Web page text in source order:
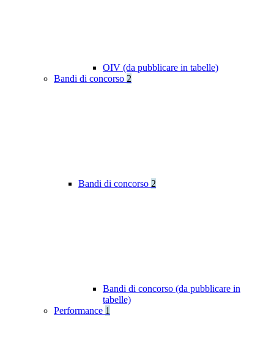
OIV (da pubblicare in tabelle)
Bandi di concorso 2
Bandi di concorso 2
Bandi di concorso (da pubblicare in
tabelle)
Performance 1